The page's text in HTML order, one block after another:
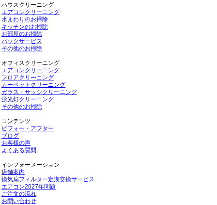
ハウスクリーニング
エアコンクリーニング
水まわりのお掃除
キッチンのお掃除
お部屋のお掃除
パックサービス
その他のお掃除
オフィスクリーニング
エアコンクリーニング
フロアクリーニング
カーペットクリーニング
ガラス・サッシクリーニング
蛍光灯クリーニング
その他のお掃除
コンテンツ
ビフォー・アフター
ブログ
お客様の声
よくある質問
インフォーメーション
店舗案内
換気扇フィルター定期交換サービス
エアコン2027年問題
ご注文の流れ
お問い合わせ